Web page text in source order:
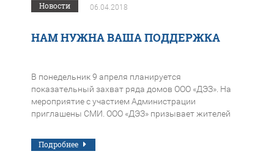
Новости 06.04.2018
НАМ НУЖНА ВАША ПОДДЕРЖКА
В понедельник 9 апреля планируется
показательный захват ряда домов ООО «ДЭЗ». На
мероприятие с участием Администрации
приглашены СМИ. ООО «ДЭЗ» призывает жителей
прийти инициаторов, чьи подписи были подделаны
в протоколах и уведомлениях от МУП «РСП», ООО
Подробнее